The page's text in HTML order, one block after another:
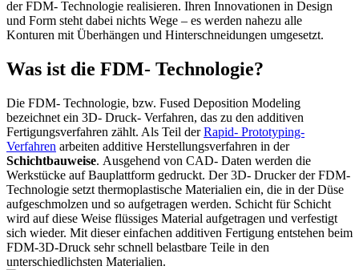
der FDM- Technologie realisieren. Ihren Innovationen in Design
und Form steht dabei nichts Wege – es werden nahezu alle
Konturen mit Überhängen und Hinterschneidungen umgesetzt.
Was ist die FDM- Technologie?
Die FDM- Technologie, bzw. Fused Deposition Modeling
bezeichnet ein 3D- Druck- Verfahren, das zu den additiven
Fertigungsverfahren zählt. Als Teil derRapid- Prototyping-
Verfahren arbeiten additive Herstellungsverfahren in der
Schichtbauweise. Ausgehend von CAD- Daten werden die
Werkstücke auf Bauplattform gedruckt. Der 3D- Drucker der FDM-
Technologie setzt thermoplastische Materialien ein, die in der Düse
aufgeschmolzen und so aufgetragen werden. Schicht für Schicht
wird auf diese Weise flüssiges Material aufgetragen und verfestigt
sich wieder. Mit dieser einfachen additiven Fertigung entstehen beim
FDM-3D-Druck sehr schnell belastbare Teile in den
unterschiedlichsten Materialien.